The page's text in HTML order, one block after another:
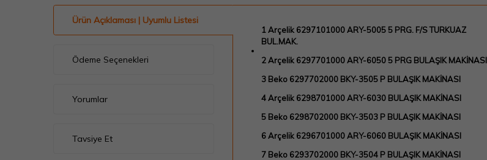
Ürün Açıklaması | Uyumlu Listesi
Ödeme Seçenekleri
Yorumlar
Tavsiye Et
1 Arçelik 6297101000 ARY-5005 5 PRG. F/S TURKUAZ
BUL.MAK.
2 Arçelik 6297701000 ARY-6050 5 PRG BULAŞIK MAKİNASI
3 Beko 6297702000 BKY-3505 P BULAŞIK MAKİNASI
4 Arçelik 6298701000 ARY-6030 BULAŞIK MAKİNASI
5 Beko 6298702000 BKY-3503 P BULAŞIK MAKİNASI
6 Arçelik 6296701000 ARY-6060 BULAŞIK MAKİNASI
7 Beko 6293702000 BKY-3504 P BULAŞIK MAKİNASI